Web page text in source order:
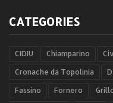
CATEGORIES
CIDIU Chiamparino
Cronache da Topolinia
Fassino Fornero